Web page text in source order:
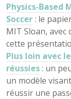
Physics-Based
Soccer: le
MIT Sloan, avec
cette
Plus loin avec
réussies: un
un modèle
réussir une